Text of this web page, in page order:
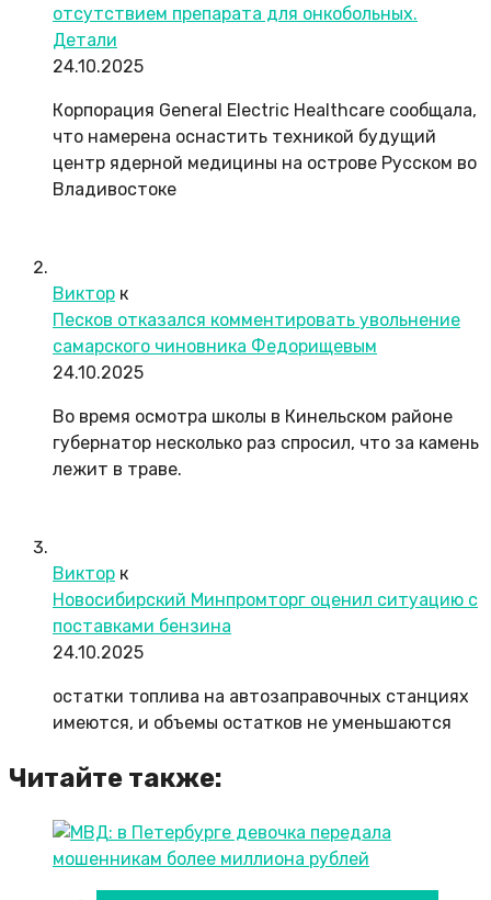
отсутствием препарата для онкобольных.
Детали
24.10.2025
Корпорация General Electric Healthcare сообщала,
что намерена оснастить техникой будущий
центр ядерной медицины на острове Русском во
Владивостоке
Виктор к
Песков отказался комментировать увольнение
самарского чиновника Федорищевым
24.10.2025
Во время осмотра школы в Кинельском районе
губернатор несколько раз спросил, что за камень
лежит в траве.
Виктор к
Новосибирский Минпромторг оценил ситуацию с
поставками бензина
24.10.2025
остатки топлива на автозаправочных станциях
имеются, и объемы остатков не уменьшаются
Читайте также: